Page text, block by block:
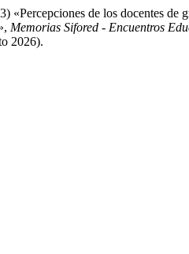
de los docentes
Memorias Sifored - Encuentros
2026).